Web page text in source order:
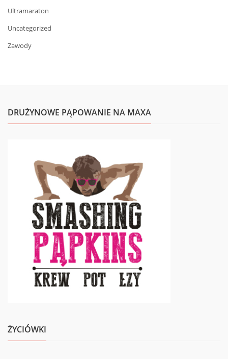
Ultramaraton
Uncategorized
Zawody
DRUŻYNOWE PĄPOWANIE NA MAXA
ŻYCIÓWKI